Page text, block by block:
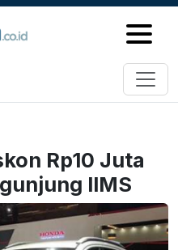
Rp10 Juta
IIMS